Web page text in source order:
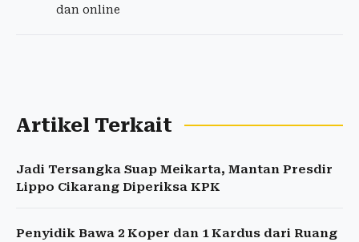
dan online
Artikel Terkait
Jadi Tersangka Suap Meikarta, Mantan Presdir
Lippo Cikarang Diperiksa KPK
Penyidik Bawa 2 Koper dan 1 Kardus dari Ruang